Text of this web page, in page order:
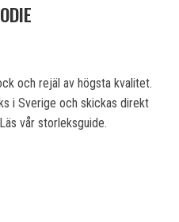
och rejäl av högsta kvalitet.
i Sverige och skickas direkt
vår storleksguide.